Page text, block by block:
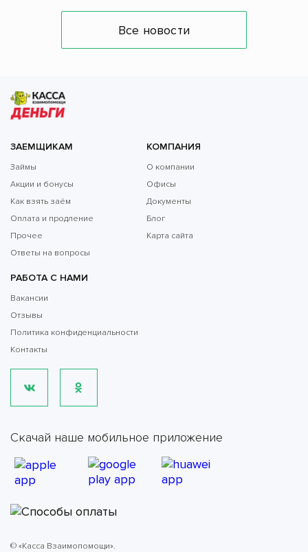
Все новости
ЗАЕМЩИКАМ
Займы
Акции и бонусы
Как взять заём
Оплата и продление
Прочее
Ответы на вопросы
КОМПАНИЯ
О компании
Офисы
Документы
Блог
Карта сайта
РАБОТА С НАМИ
Вакансии
Отзывы
Политика конфиденциальности
Контакты
Скачай наше мобильное приложение
© «Касса Взаимопомощи».